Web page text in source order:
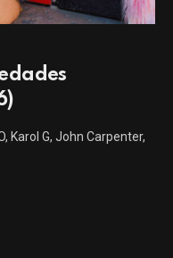
Karol G, John Carpenter,